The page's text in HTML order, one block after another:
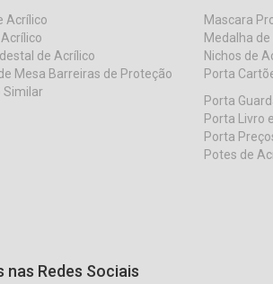
Acrílico
de Acrílico
Mesa Barreiras de Proteção
Similar
Mascara
Medalha
Nichos de
Porta
Porta
Porta Livro
Porta
Potes de
nas Redes Sociais